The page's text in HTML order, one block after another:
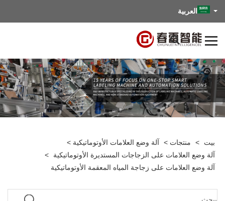
العربية
بيت > منتجات > آلة وضع العلامات الأوتوماتيكية >
آلة وضع العلامات على الزجاجات المستديرة الأوتوماتيكية
>
آلة وضع العلامات على زجاجة المياه المعقمة الأوتوماتيكية